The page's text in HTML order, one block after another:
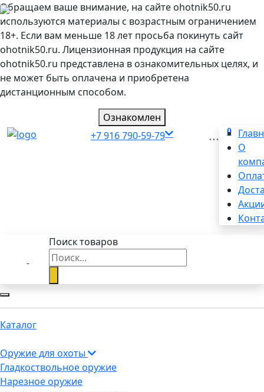
Обращаем ваше внимание, на сайте ohotnik50.ru
используются материалы с возрастным ограничением
18+. Если вам меньше 18 лет просьба покинуть сайт
ohotnik50.ru. Лицензионная продукция на сайте
ohotnik50.ru представлена в ознакомительных целях, и
не может быть оплачена и приобретена
дистанционным способом.
Ознакомлен
+7 916 790-59-79
0
...
О
Поиск товаров
Каталог
Оружие для охоты
Гладкоствольное оружие
Нарезное оружие